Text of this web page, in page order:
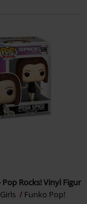
Pop Rocks! Vinyl Figur
Funko Pop!